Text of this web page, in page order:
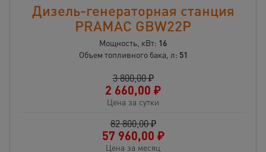
Дизель-генераторная станция
PRAMAC GBW22P
Мощность, кВт: 16
Объем топливного бака, л: 51
3 800,00 ₽
2 660,00 ₽
Цена за сутки
82 800,00 ₽
57 960,00 ₽
Цена за месяц